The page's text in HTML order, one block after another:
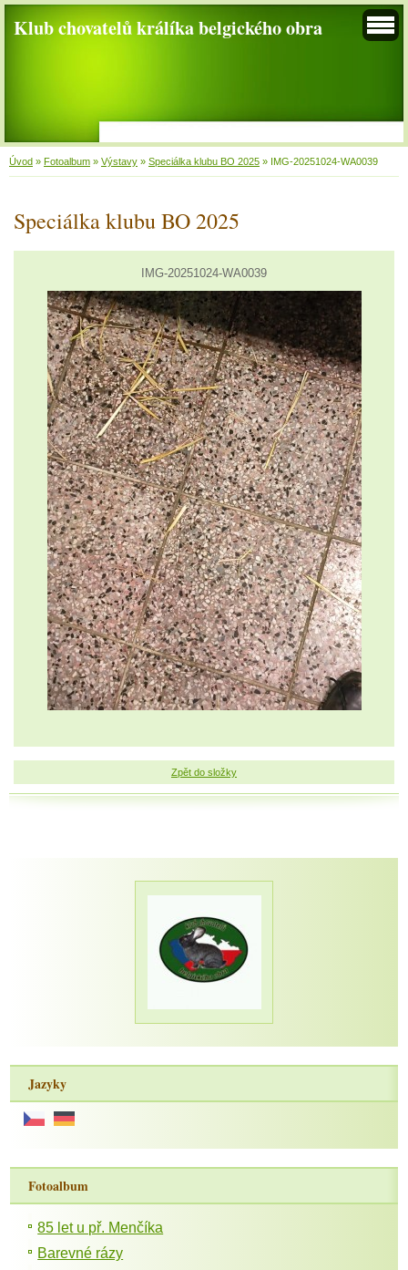
Klub chovatelů králíka belgického obra
Úvod » Fotoalbum » Výstavy » Speciálka klubu BO 2025 » IMG-20251024-WA0039
Speciálka klubu BO 2025
IMG-20251024-WA0039
Zpět do složky
Jazyky
Fotoalbum
85 let u př. Menčíka
Barevné rázy